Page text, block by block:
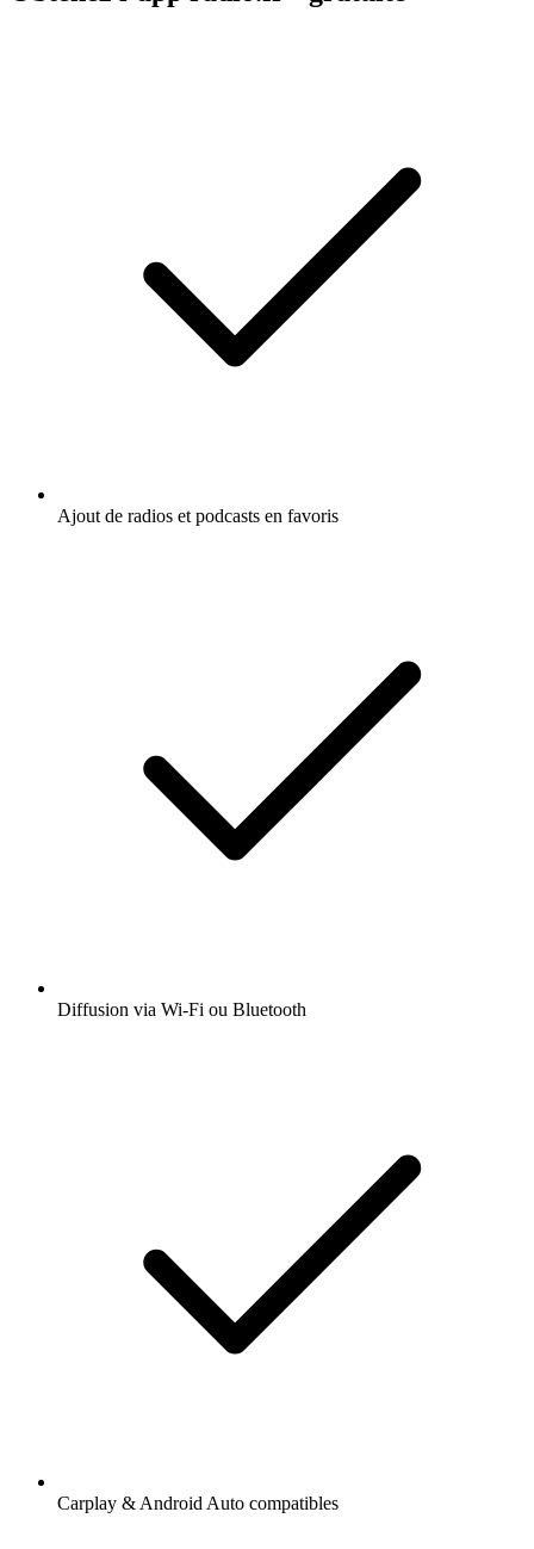
Ajout de radios et podcasts en favoris
Diffusion via Wi-Fi ou Bluetooth
Carplay & Android Auto compatibles